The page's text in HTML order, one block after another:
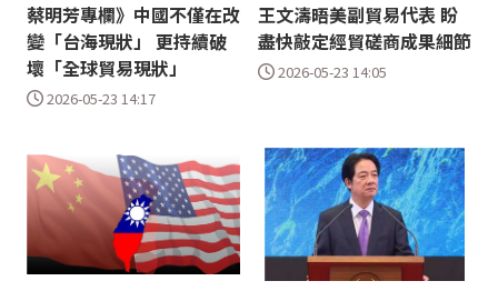
蔡明芳專欄》中國不僅在改
變「台海現狀」 更持續破
壞「全球貿易現狀」
2026-05-23 14:17
王文濤晤美副貿易代表 盼
盡快敲定經貿磋商成果細節
2026-05-23 14:05